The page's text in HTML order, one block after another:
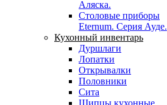
Аляска.
Столовые приборы
Eternum. Серия Ауде.
Кухонный инвентарь
Дуршлаги
Лопатки
Открывалки
Половники
Сита